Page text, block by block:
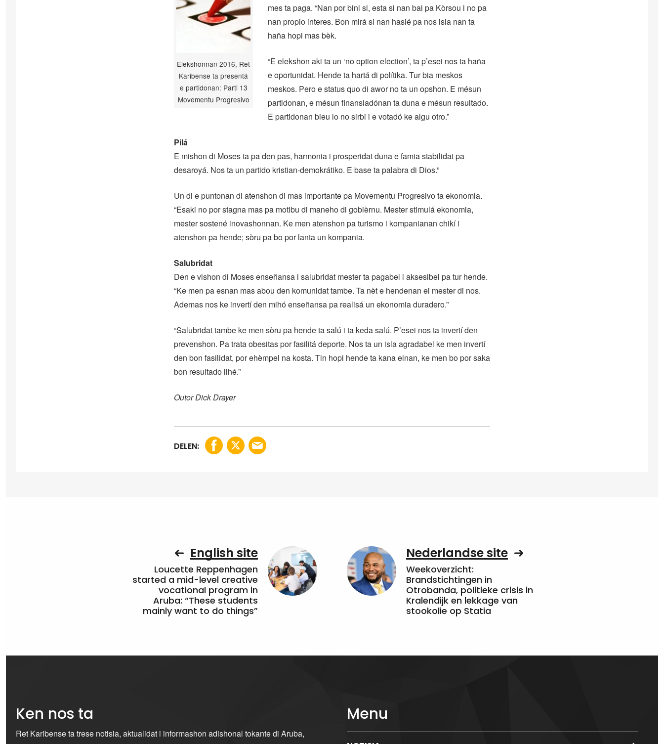
Elekshonnan 2016, Ret
Karibense ta presentá
e partidonan: Parti 13
Movementu Progresivo
mes ta paga. “Nan por bini si, esta si nan bai pa Kòrsou i no pa
nan propio interes. Bon mirá si nan hasié pa nos isla nan ta
haña hopi mas bèk.
“E elekshon aki ta un ‘no option election’, ta p’esei nos ta haña
e oportunidat. Hende ta hartá di polítika. Tur bia meskos
meskos. Pero e status quo di awor no ta un opshon. E mésun
partidonan, e mésun finansiadónan ta duna e mésun resultado.
E partidonan bieu lo no sirbi i e votadó ke algu otro.”
Pilá
E mishon di Moses ta pa den pas, harmonia i prosperidat duna e famia stabilidat pa
desaroyá. Nos ta un partido kristian-demokrátiko. E base ta palabra di Dios.”
Un di e puntonan di atenshon di mas importante pa Movementu Progresivo ta ekonomia.
“Esaki no por stagna mas pa motibu di maneho di gobièrnu. Mester stimulá ekonomia,
mester sostené inovashonnan. Ke men atenshon pa turismo i kompanianan chikí i
atenshon pa hende; sòru pa bo por lanta un kompania.
Salubridat
Den e vishon di Moses enseñansa i salubridat mester ta pagabel i aksesibel pa tur hende.
“Ke men pa esnan mas abou den komunidat tambe. Ta nèt e hendenan ei mester di nos.
Ademas nos ke invertí den mihó enseñansa pa realisá un ekonomia duradero.”
“Salubridat tambe ke men sòru pa hende ta salú i ta keda salú. P’esei nos ta invertí den
prevenshon. Pa trata obesitas por fasilitá deporte. Nos ta un isla agradabel ke men invertí
den bon fasilidat, por ehèmpel na kosta. Tin hopi hende ta kana einan, ke men bo por saka
bon resultado lihé.”
Outor Dick Drayer
DELEN:
English site
Loucette Reppenhagen
started a mid-level creative
vocational program in
Aruba: “These students
mainly want to do things”
Nederlandse site
Weekoverzicht:
Brandstichtingen in
Otrobanda, politieke crisis in
Kralendijk en lekkage van
stookolie op Statia
Ken nos ta
Ret Karibense ta trese notisia, aktualidat i informashon adishonal tokante di Aruba,
Menu